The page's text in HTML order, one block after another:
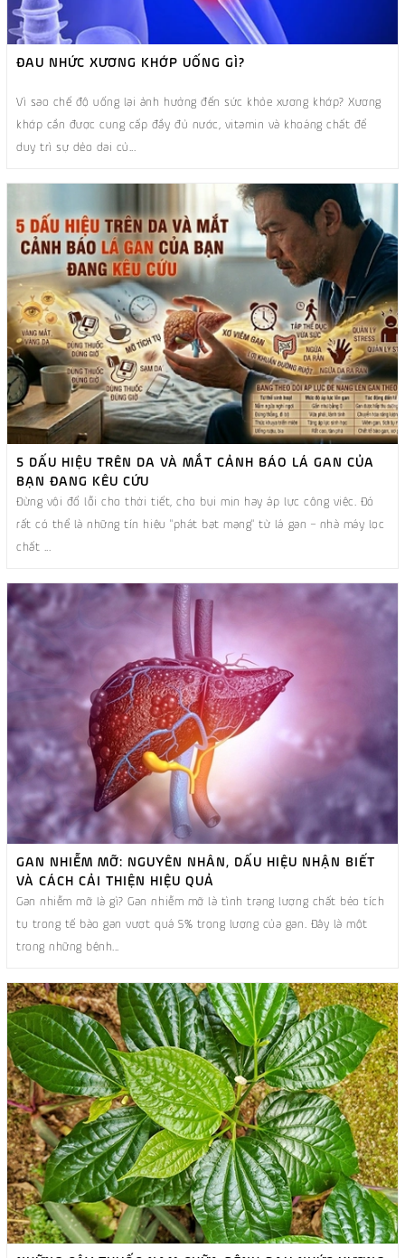
ĐAU NHỨC XƯƠNG KHỚP UỐNG GÌ?
Vì sao chế độ uống lại ảnh hưởng đến sức khỏe xương khớp? Xương
khớp cần được cung cấp đầy đủ nước, vitamin và khoáng chất để
duy trì sự dẻo dai củ...
5 DẤU HIỆU TRÊN DA VÀ MẮT CẢNH BÁO LÁ GAN CỦA
BẠN ĐANG KÊU CỨU
Đừng vội đổ lỗi cho thời tiết, cho bụi mịn hay áp lực công việc. Đó
rất có thể là những tín hiệu "phát bạt mạng" từ lá gan – nhà máy lọc
chất ...
GAN NHIỄM MỠ: NGUYÊN NHÂN, DẤU HIỆU NHẬN BIẾT
VÀ CÁCH CẢI THIỆN HIỆU QUẢ
Gan nhiễm mỡ là gì? Gan nhiễm mỡ là tình trạng lượng chất béo tích
tụ trong tế bào gan vượt quá 5% trọng lượng của gan. Đây là một
trong những bệnh...